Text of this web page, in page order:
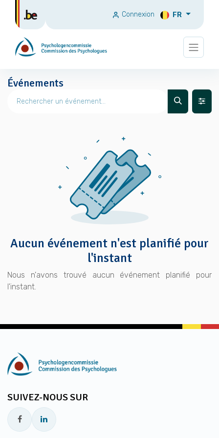
Connexion FR
Événements
Aucun événement n'est planifié pour
l'instant
Nous n'avons trouvé aucun événement planifié pour
l'instant.
SUIVEZ-NOUS SUR